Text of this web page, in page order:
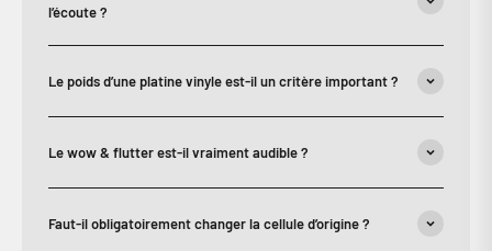
l’écoute ?
Le poids d’une platine vinyle est-il un critère important ?
Le wow & flutter est-il vraiment audible ?
Faut-il obligatoirement changer la cellule d’origine ?